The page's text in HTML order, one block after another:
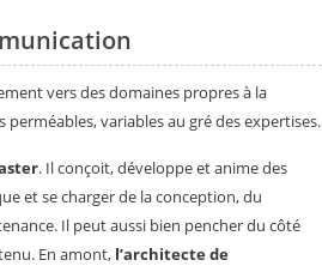
vers des domaines propres à la
variables au gré des expertises.
. Il conçoit, développe et anime des
et se charger de la conception, du
Il peut aussi bien pencher du côté
En amont, l’architecte de